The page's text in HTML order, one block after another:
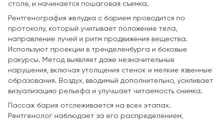
столе, и начинается пошаговая съемка.
Рентгенография желудка с барием проводится по
протоколу, который учитывает положение тела,
направление лучей и ритм продвижения вещества.
Используют проекции в тренделенбурга и боковые
ракурсы. Метод выявляет даже незначительные
нарушения, включая утолщения стенок и мелкие язвенные
образования. Воздух, вводимый дополнительно, усиливает
визуализацию рельефа и улучшает читаемость снимка.
Пассаж бария отслеживается на всех этапах.
Рентгенолог наблюдает за его распределением,